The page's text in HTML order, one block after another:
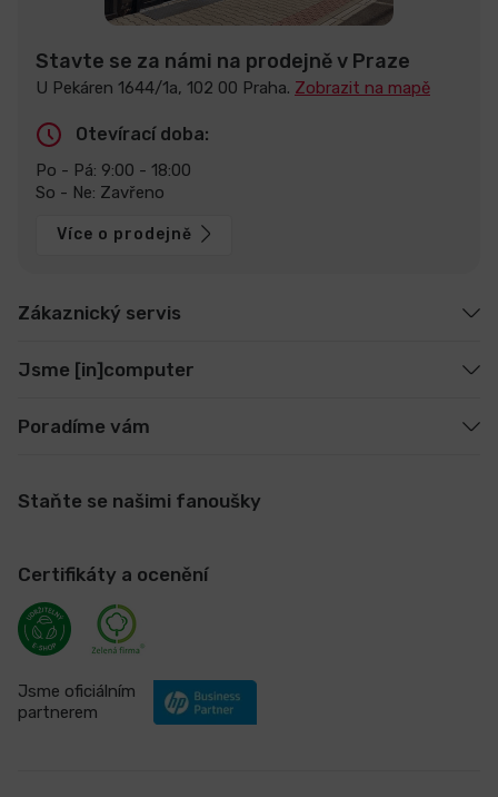
Stavte se za námi na prodejně v Praze
U Pekáren 1644/1a, 102 00 Praha. Zobrazit na mapě
Otevírací doba:
Po - Pá: 9:00 - 18:00
So - Ne: Zavřeno
Více o prodejně
Zákaznický servis
Jsme [in]computer
Poradíme vám
Staňte se našimi fanoušky
Certifikáty a ocenění
Jsme oficiálním
partnerem